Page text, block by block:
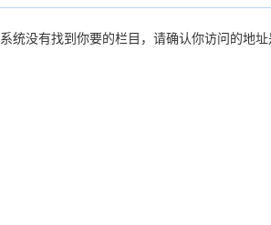
系统没有找到你要的栏目，请确认你访问的地